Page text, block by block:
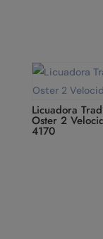
Licuadora
Oster 2
4170